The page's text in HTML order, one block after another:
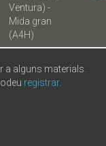
Ventura) -
Mida gran
(A4H)
a alguns materials.
registrar.